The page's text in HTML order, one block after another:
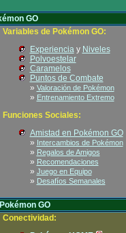
GO
Variables de Pokémon GO:
Experienciay Niveles
Polvoestelar
Caramelos
Puntos de Combate
» Valoración de Pokémon
» Entrenamiento Extremo
Funciones Sociales:
Amistad en Pokémon GO
» Intercambios de Pokémon
» Regalos de Amigos
» Recomendaciones
» Juego en Equipo
» Desafíos Semanales
GO
Conectividad: